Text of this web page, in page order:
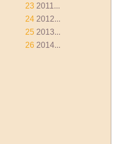
23 2011...
24 2012...
25 2013...
26 2014...